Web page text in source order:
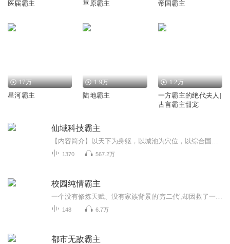
医届霸主 草原霸主 帝国霸主
17万
星河霸主
1.9万
陆地霸主
1.2万
一方霸主的绝代夫人|
古言霸主甜宠
仙域科技霸主
1370 567.2万
校园纯情霸主
148 6.7万
都市无敌霸主